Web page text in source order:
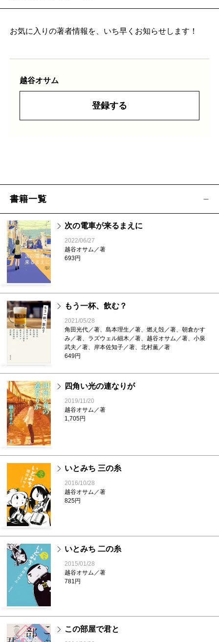
お気に入りの著者情報を、いち早くお知らせします！
越谷オサム
登録する
書籍一覧
次の電車が来るまえに
2022/06/27
越谷オサム／著
693円
もう一杯、飲む？
2021/05/28
角田光代／著、島本理生／著、燃え殻／著、朝倉かす
み／著、ラズウェル細木／著、越谷オサム／著、小泉
武夫／著、岸本佐知子／著、北村薫／著
649円
四角い光の連なりが
2019/11/20
越谷オサム／著
1,705円
いとみち 三の糸
2016/10/28
越谷オサム／著
825円
いとみち 二の糸
2015/01/28
越谷オサム／著
781円
この部屋で君と